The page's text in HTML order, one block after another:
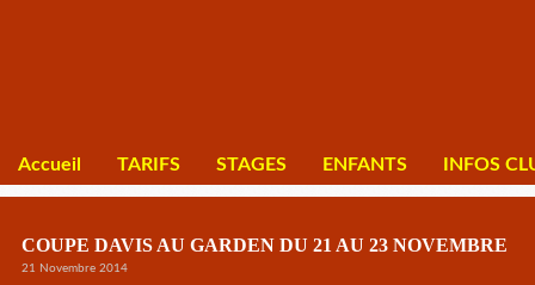
Accueil TARIFS STAGES ENFANTS INFOS
COUPE DAVIS AU GARDEN DU 21 AU 23 NOVEMBRE
21 Novembre 2014